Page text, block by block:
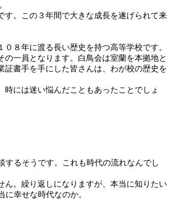
。この３年間で大きな成長を遂げられて来
８年に渡る長い歴史を持つ高等学校です。
一員となります。白鳥会は室蘭を本拠地と
書手を手にした皆さんは、わが校の歴史を
には迷い悩んだこともあったことでしょ
るそうです。これも時代の流れなんでし
。繰り返しになりますが、本当に知りたい
幸せな時代なのか。